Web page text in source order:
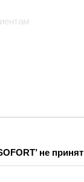
не принят